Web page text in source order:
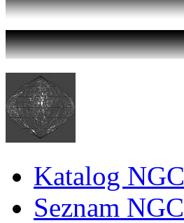
Katalog NGC
Seznam NGC